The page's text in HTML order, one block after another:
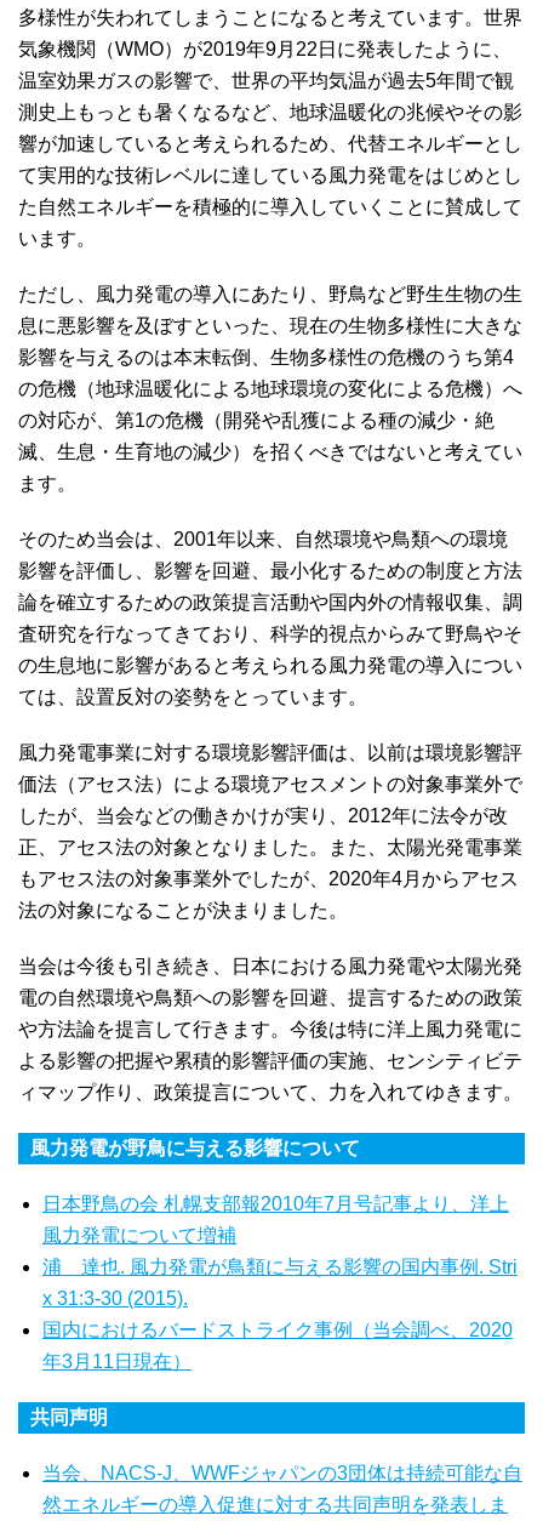
多様性が失われてしまうことになると考えています。世界
気象機関（WMO）が2019年9月22日に発表したように、
温室効果ガスの影響で、世界の平均気温が過去5年間で観
測史上もっとも暑くなるなど、地球温暖化の兆候やその影
響が加速していると考えられるため、代替エネルギーとし
て実用的な技術レベルに達している風力発電をはじめとし
た自然エネルギーを積極的に導入していくことに賛成して
います。
ただし、風力発電の導入にあたり、野鳥など野生生物の生
息に悪影響を及ぼすといった、現在の生物多様性に大きな
影響を与えるのは本末転倒、生物多様性の危機のうち第4
の危機（地球温暖化による地球環境の変化による危機）へ
の対応が、第1の危機（開発や乱獲による種の減少・絶
滅、生息・生育地の減少）を招くべきではないと考えてい
ます。
そのため当会は、2001年以来、自然環境や鳥類への環境
影響を評価し、影響を回避、最小化するための制度と方法
論を確立するための政策提言活動や国内外の情報収集、調
査研究を行なってきており、科学的視点からみて野鳥やそ
の生息地に影響があると考えられる風力発電の導入につい
ては、設置反対の姿勢をとっています。
風力発電事業に対する環境影響評価は、以前は環境影響評
価法（アセス法）による環境アセスメントの対象事業外で
したが、当会などの働きかけが実り、2012年に法令が改
正、アセス法の対象となりました。また、太陽光発電事業
もアセス法の対象事業外でしたが、2020年4月からアセス
法の対象になることが決まりました。
当会は今後も引き続き、日本における風力発電や太陽光発
電の自然環境や鳥類への影響を回避、提言するための政策
や方法論を提言して行きます。今後は特に洋上風力発電に
よる影響の把握や累積的影響評価の実施、センシティビテ
ィマップ作り、政策提言について、力を入れてゆきます。
風力発電が野鳥に与える影響について
日本野鳥の会 札幌支部報2010年7月号記事より、洋上
風力発電について増補
浦 達也. 風力発電が鳥類に与える影響の国内事例. Stri
x 31:3-30 (2015).
国内におけるバードストライク事例（当会調べ、2020
年3月11日現在）
共同声明
当会、NACS-J、WWFジャパンの3団体は持続可能な自
然エネルギーの導入促進に対する共同声明を発表しま